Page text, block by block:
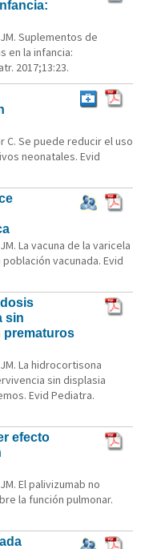
Suplementos de
en la infancia:
2017;13:23.
C. Se puede reducir el uso
neonatales. Evid
La vacuna de la varicela
vacunada. Evid
sin
prematuros
La hidrocortisona
sin displasia
Evid Pediatra.
efecto
El palivizumab no
la función pulmonar.